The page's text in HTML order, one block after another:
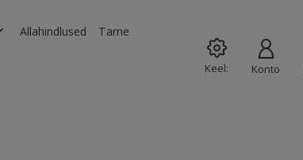
Allahindlused Tarne
Keel: Konto